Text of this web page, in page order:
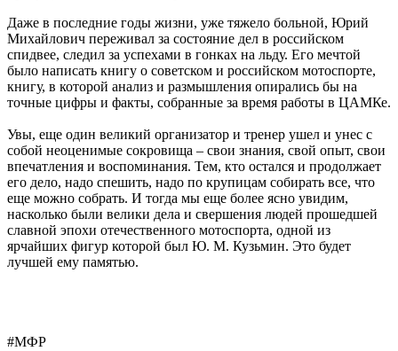
Даже в последние годы жизни, уже тяжело больной, Юрий
Михайлович переживал за состояние дел в российском
спидвее, следил за успехами в гонках на льду. Его мечтой
было написать книгу о советском и российском мотоспорте,
книгу, в которой анализ и размышления опирались бы на
точные цифры и факты, собранные за время работы в ЦАМКе.
Увы, еще один великий организатор и тренер ушел и унес с
собой неоценимые сокровища – свои знания, свой опыт, свои
впечатления и воспоминания. Тем, кто остался и продолжает
его дело, надо спешить, надо по крупицам собирать все, что
еще можно собрать. И тогда мы еще более ясно увидим,
насколько были велики дела и свершения людей прошедшей
славной эпохи отечественного мотоспорта, одной из
ярчайших фигур которой был Ю. М. Кузьмин. Это будет
лучшей ему памятью.
#МФР